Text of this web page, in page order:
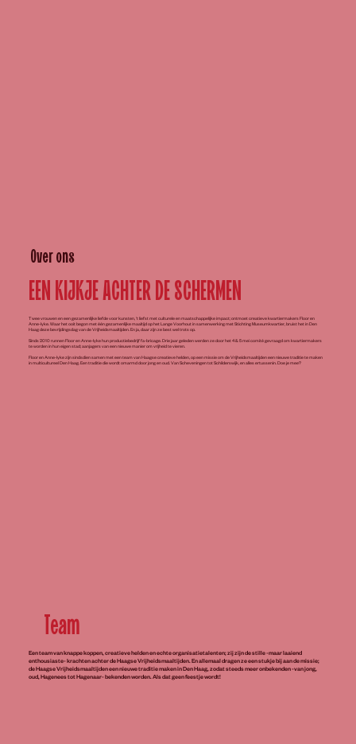
Over ons
Twee vrouwen en een gezamenlijke liefde voor kunsten, ‘t liefst met culturele en maatschappelijke impact; ontmoet creatieve kwartiermakers Floor en
Anne-lyke. Waar het ooit begon met één gezamenlijke maaltijd op het Lange Voorhout in samenwerking met Stichting Museumkwartier, bruist het in Den
Haag deze bevrijdingsdag van de Vrijheidsmaaltijden. En ja, daar zijn ze best wel trots op.
Sinds 2010 runnen Floor en Anne-lyke hun productiebedrijf fa-bricage. Drie jaar geleden werden ze door het 4 & 5 mei comité gevraagd om kwartiermakers
te worden in hun eigen stad; aanjagers van een nieuwe manier om vrijheid te vieren.
Floor en Anne-lyke zijn sindsdien samen met een team van Haagse creatieve helden, op een missie om de Vrijheidsmaaltijden een nieuwe traditie te maken
in multicultureel Den Haag. Een traditie die wordt omarmd door jong en oud. Van Scheveningen tot Schilderswijk, en alles ertussenin. Doe je mee?
EEN KIJKJE ACHTER DE SCHERMEN
Team
Een team van knappe koppen, creatieve helden en echte organisatietalenten; zij zijn de stille -maar laaiend
enthousiaste- krachten achter de Haagse Vrijheidsmaaltijden. En allemaal dragen ze een stukje bij aan de missie;
de Haagse Vrijheidsmaaltijden een nieuwe traditie maken in Den Haag, zodat steeds meer onbekenden -van jong,
oud, Hagenees tot Hagenaar- bekenden worden. Als dat geen feestje wordt!